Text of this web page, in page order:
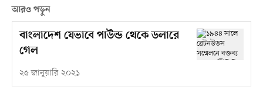
আরও পড়ুন
বাংলাদেশ যেভাবে পাউন্ড থেকে ডলারে
গেল
২৫ জানুয়ারি ২০২১